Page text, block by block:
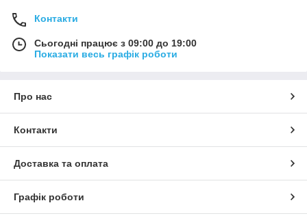
Контакти
Сьогодні працює з 09:00 до 19:00
Показати весь графік роботи
Про нас
Контакти
Доставка та оплата
Графік роботи